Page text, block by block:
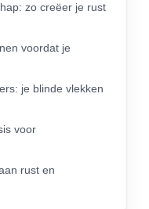
zo creëer je rust
voordat je
je blinde vlekken
voor
rust en